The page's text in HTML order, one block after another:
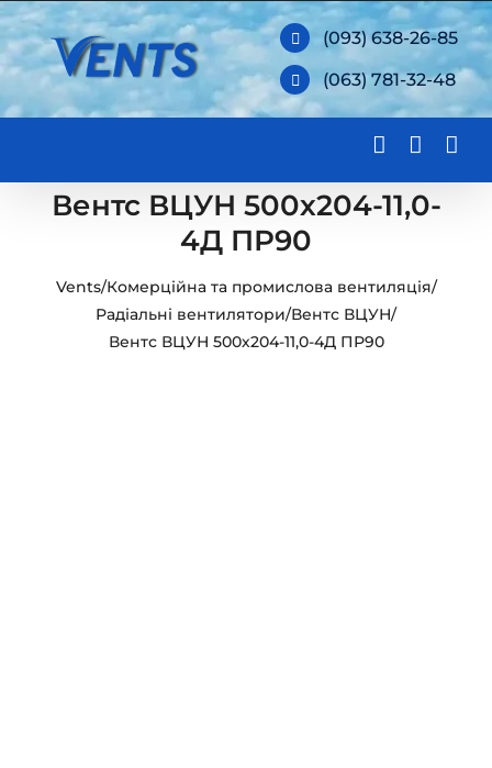
Skip
to
content
(093) 638-26-85
(063) 781-32-48
Вентс ВЦУН 500х204-11,0-
4Д ПР90
Vents/Комерційна та промислова вентиляція/
Радіальні вентилятори/Вентс ВЦУН/
Вентс ВЦУН 500х204-11,0-4Д ПР90